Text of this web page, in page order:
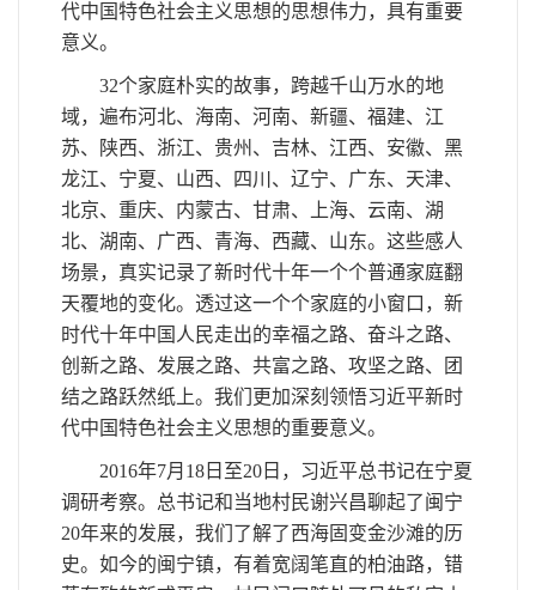
代中国特色社会主义思想的思想伟力，具有重要
意义。
32个家庭朴实的故事，跨越千山万水的地
域，遍布河北、海南、河南、新疆、福建、江
苏、陕西、浙江、贵州、吉林、江西、安徽、黑
龙江、宁夏、山西、四川、辽宁、广东、天津、
北京、重庆、内蒙古、甘肃、上海、云南、湖
北、湖南、广西、青海、西藏、山东。这些感人
场景，真实记录了新时代十年一个个普通家庭翻
天覆地的变化。透过这一个个家庭的小窗口，新
时代十年中国人民走出的幸福之路、奋斗之路、
创新之路、发展之路、共富之路、攻坚之路、团
结之路跃然纸上。我们更加深刻领悟习近平新时
代中国特色社会主义思想的重要意义。
2016年7月18 日至20 日，习近平总书记在宁夏
调研考察。总书记和当地村民谢兴昌聊起了闽宁
20年来的发展，我们了解了西海固变金沙滩的历
史。如今的闽宁镇，有着宽阔笔直的柏油路，错